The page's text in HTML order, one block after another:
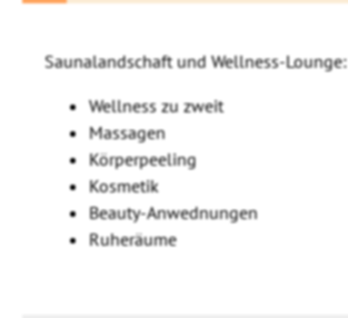
Saunalandschaft und Wellness-Lounge:
Wellness zu zweit
Massagen
Körperpeeling
Kosmetik
Beauty-Anwednungen
Ruheräume